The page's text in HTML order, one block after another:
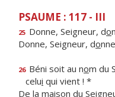
PSAUME : 117 - III
25 Donne, Seigneur, do
Donne, Seigneur, do
26 Béni soit au nom du
celui qui vient ! *
De la maison du